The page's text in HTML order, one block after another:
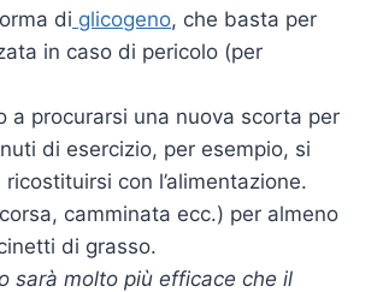
di glicogeno, che basta per
in caso di pericolo (per
a procurarsi una nuova scorta per
di esercizio, per esempio, si
con l’alimentazione.
camminata ecc.) per almeno
di grasso.
sarà molto più efficace che il